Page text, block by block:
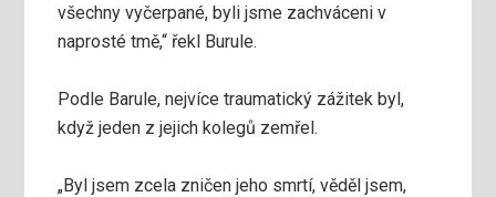
všechny vyčerpané, byli jsme zachváceni v
naprosté tmě,“ řekl Burule.
Podle Barule, nejvíce traumatický zážitek byl,
když jeden z jejich kolegů zemřel.
„Byl jsem zcela zničen jeho smrtí, věděl jsem,